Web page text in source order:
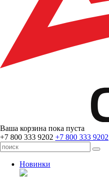
Ваша корзина пока пуста
+7 800 333 9202 +7 800 333 9202
Новинки